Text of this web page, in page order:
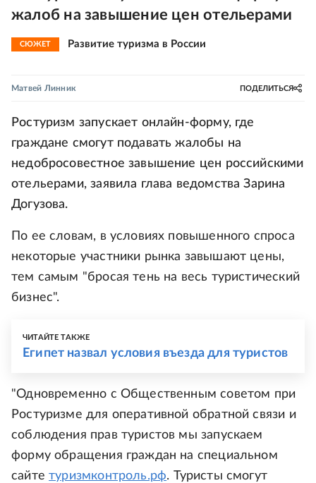
жалоб на завышение цен отельерами
СЮЖЕТ Развитие туризма в России
Матвей Линник ПОДЕЛИТЬСЯ
Ростуризм запускает онлайн-форму, где
граждане смогут подавать жалобы на
недобросовестное завышение цен российскими
отельерами, заявила глава ведомства Зарина
Догузова.
По ее словам, в условиях повышенного спроса
некоторые участники рынка завышают цены,
тем самым "бросая тень на весь туристический
бизнес".
ЧИТАЙТЕ ТАКЖЕ
Египет назвал условия въезда для туристов
"Одновременно с Общественным советом при
Ростуризме для оперативной обратной связи и
соблюдения прав туристов мы запускаем
форму обращения граждан на специальном
сайтетуризмконтроль.рф. Туристы смогут